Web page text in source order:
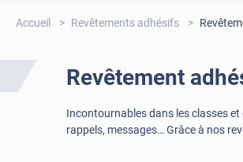
Accueil Revêtements adhésifs
Revêtement
Incontournables dans les classes
rappels, messages… Grâce à nos